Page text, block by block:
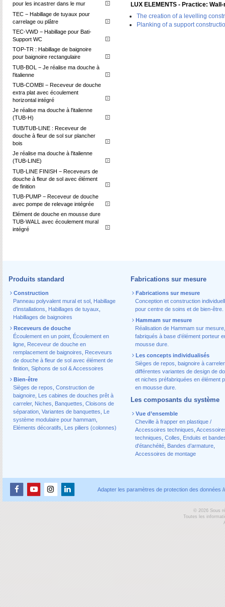
pour les incastrer dans le mur
TEC − Habillage de tuyaux pour
carrelage ou plâtre
TEC-VWD − Habillage pour Bati-
Support WC
TOP-TR : Habillage de baignoire
pour baignoire rectangulaire
TUB-BOL − Je réalise ma douche à
l'italienne
TUB-COMBI − Receveur de douche
extra plat avec écoulement
horizontal intégré
Je réalise ma douche à l'italienne
(TUB-H)
TUB/TUB-LINE : Receveur de
douche à fleur de sol sur plancher
bois
Je réalise ma douche à l'italienne
(TUB-LINE)
TUB-LINE FINISH − Receveurs de
douche à fleur de sol avec élément
de finition
TUB-PUMP − Receveur de douche
avec pompe de relevage intégrée
Elément de douche en mousse dure
TUB-WALL avec écoulement mural
intégré
LUX ELEMENTS - Practice:
The creation of a levelling
Planking of a support
Produits standard
Construction
Panneau polyvalent mural et sol , Habillage
d’installations, Habillages de tuyaux,
Habillages de baignoires
Receveurs de douche
Écoulement en un point Écoulement en
ligne Receveur de douche en
remplacement de baignoires
Receveurs
de douche à fleur de sol avec élément de
finition Siphons de sol & Accessoires
Bien-être
Sièges de repos Construction de
baignoire Les cabines de douches prêt à
carreler, Niches Banquettes Cloisons de
séparation Variantes de banquettes
Le
système modulaire pour hammam
Eléments décoratifs
Les piliers (colonnes)
Fabrications sur mesure
Fabrications sur mesure
Conception et construction
pour centre de soins et de bien-être.
Hammam sur mesure
Réalisation de Hammam sur mesure,
fabriqués à base d’élément porteur
mousse dure.
Les concepts individualisés
Sièges de repos, baignoire à
différentes variantes de design de
et niches préfabriquées en élément
en mousse dure.
Les composants du système
Vue d’ensemble
Cheville à frapper en plastique /
Accessoires techniques
techniques Colles
Enduits et
d'étanchéité, Bandes d’armature,
Accessoires de montage
Adapter les paramètres de protection des données
© 2026 Sous
Toutes les